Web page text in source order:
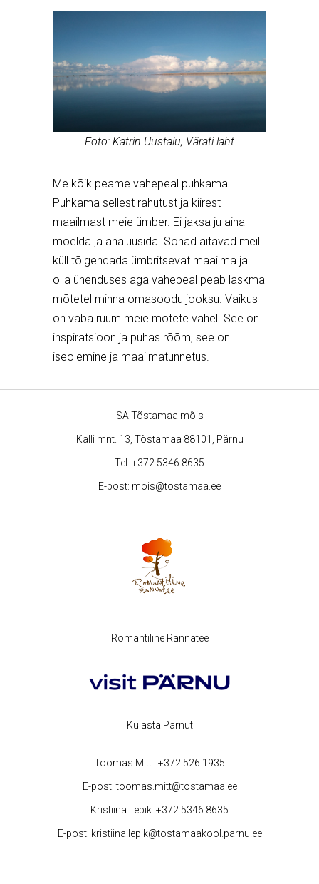
Foto: Katrin Uustalu, Värati laht
Me kõik peame vahepeal puhkama.
Puhkama sellest rahutust ja kiirest
maailmast meie ümber. Ei jaksa ju aina
mõelda ja analüüsida. Sõnad aitavad meil
küll tõlgendada ümbritsevat maailma ja
olla ühenduses aga vahepeal peab laskma
mõtetel minna omasoodu jooksu. Vaikus
on vaba ruum meie mõtete vahel. See on
inspiratsioon ja puhas rõõm, see on
iseolemine ja maailmatunnetus.
SA Tõstamaa mõis
Kalli mnt. 13, Tõstamaa 88101, Pärnu
Tel: +372 5346 8635
E-post: mois@tostamaa.ee
Romantiline Rannatee
Külasta Pärnut
Toomas Mitt : +372 526 1935
E-post:toomas.mitt@tostamaa.ee
Kristiina Lepik: +372 5346 8635
E-post: kristiina.lepik@tostamaakool.parnu.ee